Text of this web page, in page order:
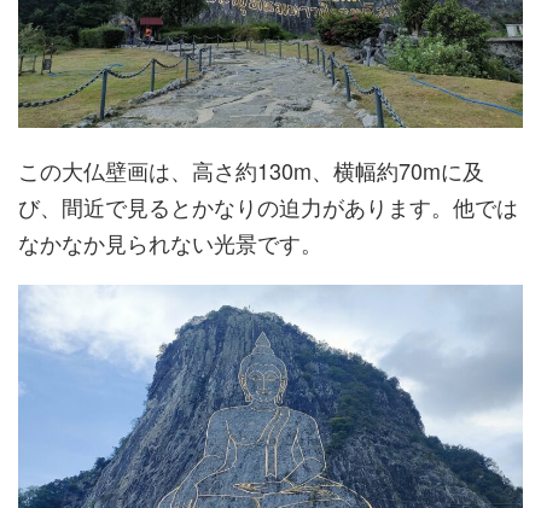
この大仏壁画は、高さ約130m、横幅約70mに及
び、間近で見るとかなりの迫力があります。他では
なかなか見られない光景です。